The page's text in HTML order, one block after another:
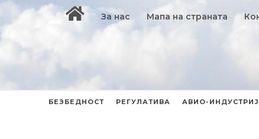
За нас Мапа на страната
БЕЗБЕДНОСТ РЕГУЛАТИВА АВИО-